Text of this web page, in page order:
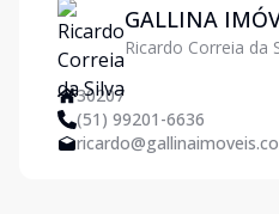
GALLINA
Ricardo Correia da
30207
(51) 99201-6636